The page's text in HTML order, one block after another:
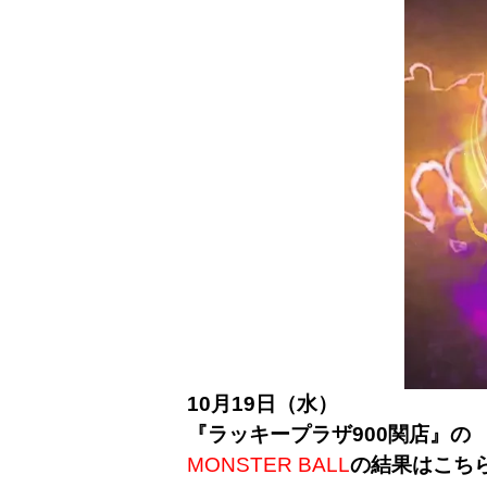
10月19日（水）
『ラッキープラザ900関店』の
MONSTER BALLの結果はこち